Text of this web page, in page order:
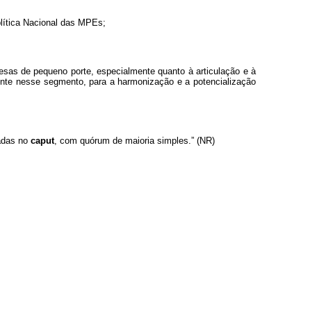
Nacional das MPEs;
de pequeno porte, especialmente quanto à articulação e à
nesse segmento, para a harmonização e a potencialização
no caput, com quórum de maioria simples.” (NR)